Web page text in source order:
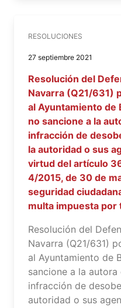
RESOLUCIONES
27 septiembre 2021
Resolución del
Navarra (Q21/631)
al Ayuntamiento de
no sancione a la
infracción de
la autoridad o sus
virtud del artículo
4/2015, de 30 de
seguridad
multa impuesta por
Resolución del
Navarra (Q21/631)
al Ayuntamiento de
sancione a la
infracción de
autoridad o sus